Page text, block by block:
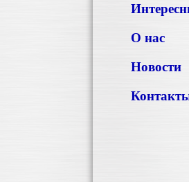
О нас
Новости